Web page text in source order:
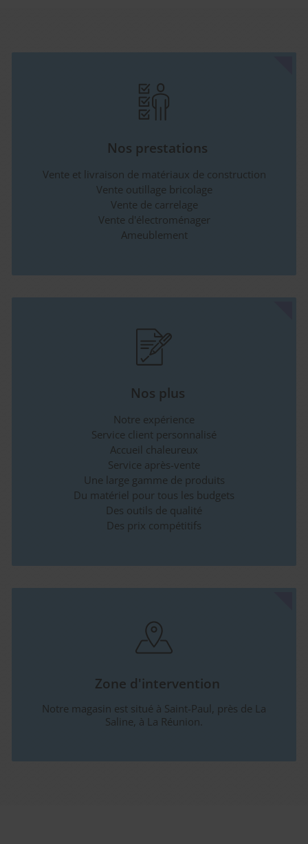
Nos prestations
Vente et livraison de matériaux de construction
Vente outillage bricolage
Vente de carrelage
Vente d'électroménager
Ameublement
Nos plus
Notre expérience
Service client personnalisé
Accueil chaleureux
Service après-vente
Une large gamme de produits
Du matériel pour tous les budgets
Des outils de qualité
Des prix compétitifs
Zone d'intervention
Notre magasin est situé à Saint-Paul, près de La
Saline, à La Réunion.